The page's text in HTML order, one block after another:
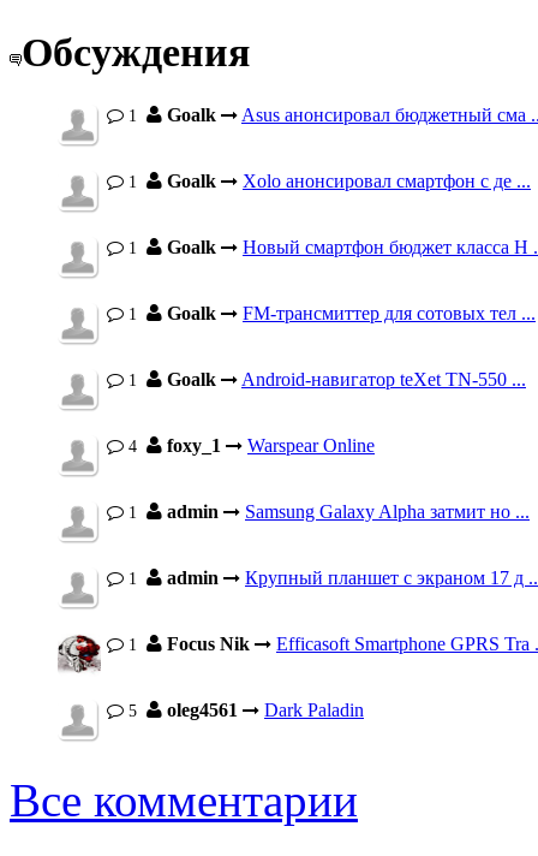
Обсуждения
1 Goalk Asus анонсировал бюджетный сма
1 Goalk Xolo анонсировал смартфон с де ...
1 Goalk Новый смартфон бюджет класса H
1 Goalk FM-трансмиттер для сотовых тел ...
1 Goalk Android-навигатор teXet TN-550 ...
4 foxy_1 Warspear Online
1 admin Samsung Galaxy Alpha затмит но ...
1 admin Крупный планшет с экраном 17 д
1 Focus Nik Efficasoft Smartphone GPRS Tra
5 oleg4561 Dark Paladin
Все комментарии